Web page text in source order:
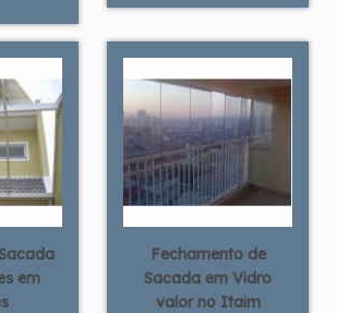
em
Fechamento de
Sacada em Vidro
valor no Itaim